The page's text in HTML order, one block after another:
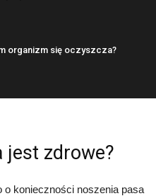
organizm się oczyszcza?
jest zdrowe?
o konieczności noszenia pasa